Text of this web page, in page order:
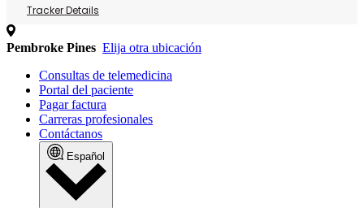
Tracker Details
Pembroke Pines Elija otra ubicación
Consultas de telemedicina
Portal del paciente
Pagar factura
Carreras profesionales
Contáctanos
Español